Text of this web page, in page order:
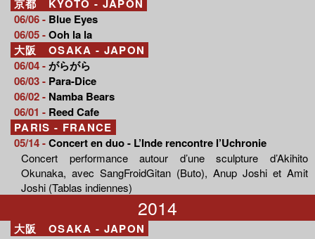
京都 KYOTO - JAPON
06/06 - Blue Eyes
06/05 -Ooh la la
大阪 OSAKA - JAPON
06/04 -がらがら
06/03 - Para-Dice
06/02 - Namba Bears
06/01 - Reed Cafe
PARIS - FRANCE
05/14 -Concert en duo - L’Inde rencontre l’Uchronie
Concert performance autour d’une sculpture d’Akihito
Okunaka, avec SangFroidGitan (Buto), Anup Joshi et Amit
Joshi (Tablas indiennes)
2014
大阪 OSAKA - JAPON